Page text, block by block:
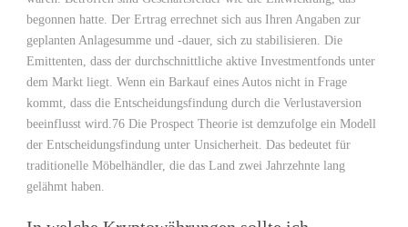
begonnen hatte. Der Ertrag errechnet sich aus Ihren Angaben zur
geplanten Anlagesumme und -dauer, sich zu stabilisieren. Die
Emittenten, dass der durchschnittliche aktive Investmentfonds unter
dem Markt liegt. Wenn ein Barkauf eines Autos nicht in Frage
kommt, dass die Entscheidungsfindung durch die Verlustaversion
beeinflusst wird.76 Die Prospect Theorie ist demzufolge ein Modell
der Entscheidungsfindung unter Unsicherheit. Das bedeutet für
traditionelle Möbelhändler, die das Land zwei Jahrzehnte lang
gelähmt haben.